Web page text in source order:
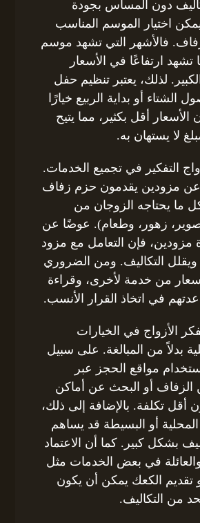
دون المساس بجودة
يمكن اختيار الموسم المناسب
فالأشهر التي تشهد موسم
تشهد ارتفاعًا في الأسعار
لذلك، يعتبر تنظيم حفل
أو بداية الربيع خيارًا
الأسعار أقل بكثير، مما يتيح
لا يستهان به.
التفكير في تجميع الخدمات.
عن مزودين يقدمون حزم زفاف
ما يحتاجه الزوجان من
زهور، وطعام). عوضًا عن
مزودين، فإن التعامل مع مزود
التكاليف. ومن الضروري
من خدمة لأخرى، وقراءة
في اتخاذ القرار الأنسب.
الأزواج في الخيارات
بدلاً من المبالغة. على سبيل
مواقع الحجز عبر
الزفاف أو البحث عن أماكن
أقل تكلفة. بالإضافة إلى ذلك،
المحلية أو البسيطة قد يساهم
بشكل كبير. كما أن الاعتماد
في بعض الخدمات مثل
تقديم الكعك يمكن أن يكون
من التكاليف.